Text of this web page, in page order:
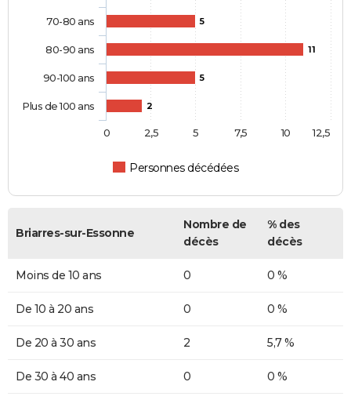
5
11
5
2
Personnes décédées
70-80 ans
80-90 ans
90-100 ans
Plus de 100 ans
0 10
2,5 5 7,5 12,5
Briarres-sur-Essonne
Nombre de
décès
% des
décès
Moins de 10 ans 0 0 %
De 10 à 20 ans 0 0 %
De 20 à 30 ans 2 5,7 %
De 30 à 40 ans 0 0 %